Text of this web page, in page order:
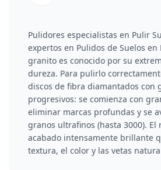
Pulidores especialistas en Pulir
expertos en Pulidos de Suelos en
granito es conocido por su
dureza. Para pulirlo
discos de fibra diamantados con
progresivos: se comienza con
eliminar marcas profundas y se
granos ultrafinos (hasta 3000). El
acabado intensamente brillante
textura, el color y las vetas